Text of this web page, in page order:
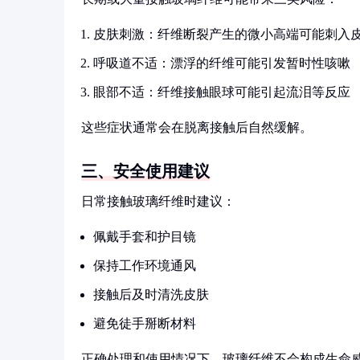
皮肤刺激：纤维断裂产生的微小高端可能刺入
呼吸道不适：漂浮的纤维可能引发暂时性咳嗽
眼部不适：纤维接触眼球可能引起流泪等反应
这些症状通常会在脱离接触后自然缓解。
三、安全使用建议
日常接触玻璃纤维时建议：
佩戴手套和护目镜
保持工作环境通风
接触后及时清洗皮肤
避免徒手掰断材料